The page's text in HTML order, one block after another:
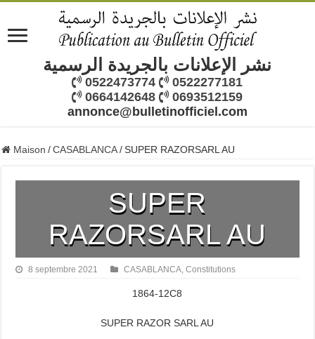
نشر الإعلانات بالجريدة الرسمية
0522473774
0522277181
0664142648
0693512159
annonce@bulletinofficiel.com
Maison / CASABLANCA / SUPER RAZORSARL AU
SUPER
RAZORSARL AU
8 septembre 2021 CASABLANCA,Constitutions
1864-12C8
SUPER RAZOR SARL AU